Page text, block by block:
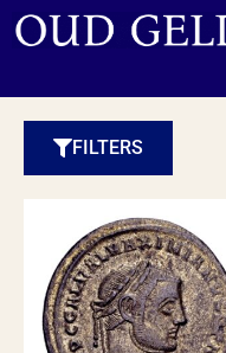
FILTERS